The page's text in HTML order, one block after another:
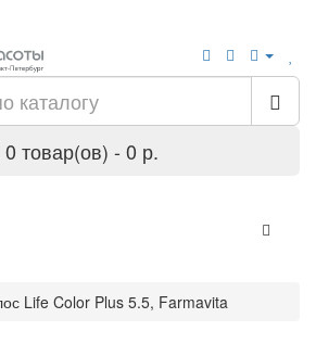
0 товар(ов) - 0 р.
Life Color Plus 5.5, Farmavita